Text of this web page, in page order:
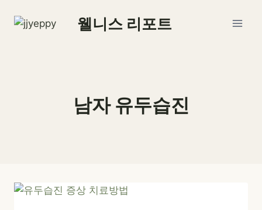
웰니스 리포트
남자 유두습진